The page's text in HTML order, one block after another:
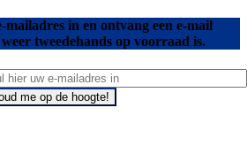
in en ontvang een e-mail
tweedehands op voorraad is.
me op de hoogte!